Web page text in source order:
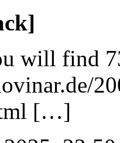
will find
[…]